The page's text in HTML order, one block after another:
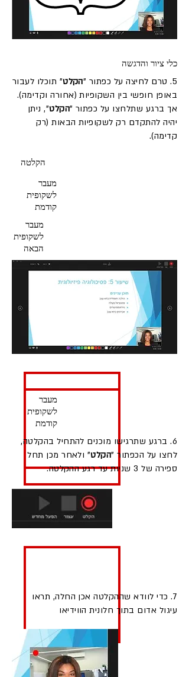
כלי ציור והדגשה
5. טרם לחיצה על כפתור " הקלט" תוכלו לעבור
באופן חופשי בין השקופיות (אחורה וקדימה).
אך ברגע שתלחצו על כפתור "הקלט", ניתן
יהיה להתקדם רק לשקופיות הבאות (רק
קדימה).
הקלטה
מעבר
לשקופית
קודמת
מעבר
לשקופית
הבאה
מעבר
לשקופית
קודמת
6. ברגע שתרגישו מוכנים להתחיל בהקלטה,
לחצו על הכפתור "הקלט" ולאחר מכן תחל
ספירה של 3 שניות עד רגע ההקלטה.
7. כדי לוודא שההקלטה אכן החלה, תראו
עיגול אדום בתוך חלונית הווידיאו